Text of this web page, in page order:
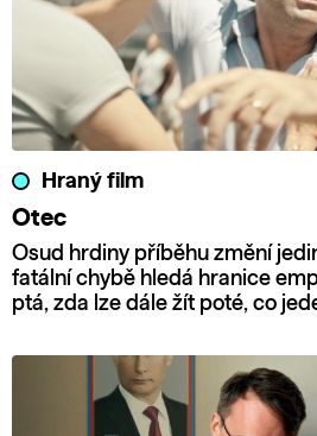
Hraný film
Otec
Osud hrdiny příběhu změní
fatální chybě hledá hranice
ptá, zda lze dále žít poté, co